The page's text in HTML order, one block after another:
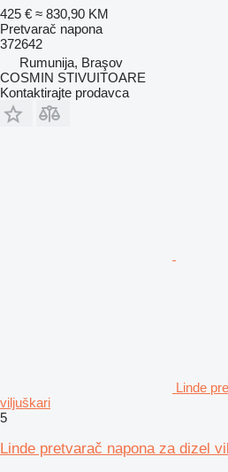
425 € ≈ 830,90 KM
Pretvarač napona
372642
Rumunija, Braşov
COSMIN STIVUITOARE
Kontaktirajte prodavca
Linde
viljuškari
5
Linde pretvarač napona za dizel